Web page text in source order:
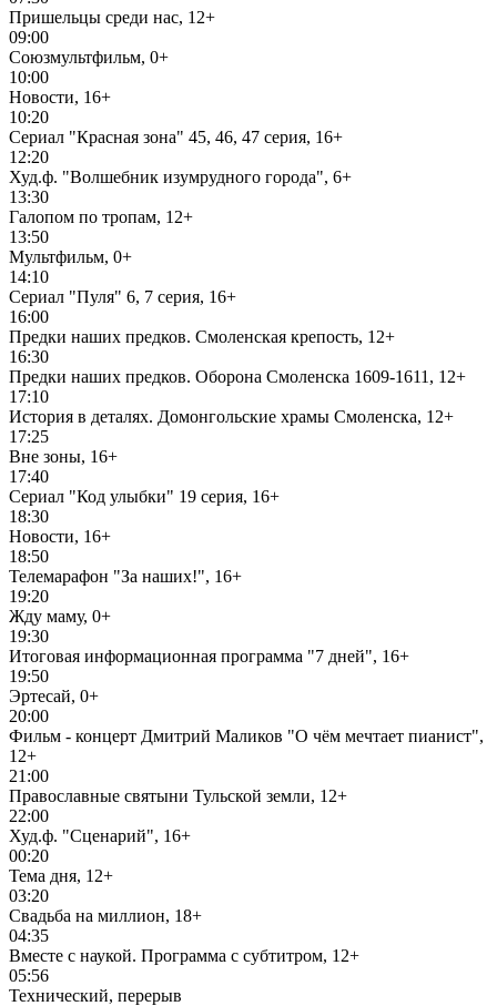
Пришельцы среди нас, 12+
09:00
Союзмультфильм, 0+
10:00
Новости, 16+
10:20
Сериал "Красная зона" 45, 46, 47 серия, 16+
12:20
Худ.ф. "Волшебник изумрудного города", 6+
13:30
Галопом по тропам, 12+
13:50
Мультфильм, 0+
14:10
Сериал "Пуля" 6, 7 серия, 16+
16:00
Предки наших предков. Смоленская крепость, 12+
16:30
Предки наших предков. Оборона Смоленска 1609-1611, 12+
17:10
История в деталях. Домонгольские храмы Смоленска, 12+
17:25
Вне зоны, 16+
17:40
Сериал "Код улыбки" 19 серия, 16+
18:30
Новости, 16+
18:50
Телемарафон "За наших!", 16+
19:20
Жду маму, 0+
19:30
Итоговая информационная программа "7 дней", 16+
19:50
Эртесай, 0+
20:00
Фильм - концерт Дмитрий Маликов "О чём мечтает пианист",
12+
21:00
Православные святыни Тульской земли, 12+
22:00
Худ.ф. "Сценарий", 16+
00:20
Тема дня, 12+
03:20
Свадьба на миллион, 18+
04:35
Вместе с наукой. Программа с субтитром, 12+
05:56
Технический, перерыв